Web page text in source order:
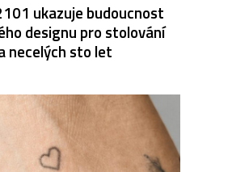
ukazuje budoucnost
designu pro stolování
necelých sto let